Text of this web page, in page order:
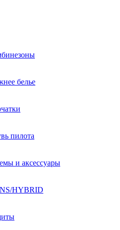
белье
пилота
и аксессуары
HYBRID